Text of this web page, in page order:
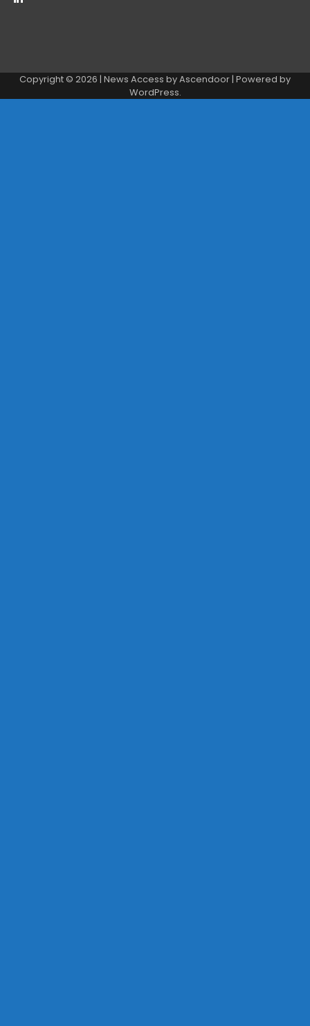
Copyright © 2026 | News Access byAscendoor | Powered by
WordPress.